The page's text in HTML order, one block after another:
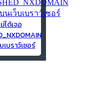
ได้เจอ
บราว์เซอร์